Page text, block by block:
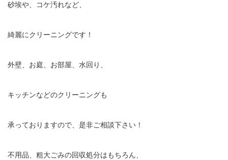
砂埃や、コケ汚れなど、
綺麗にクリーニングです！
外壁、お庭、お部屋、水回り、
キッチンなどのクリーニングも
承っておりますので、是非ご相談下さい！
不用品、粗大ごみの回収処分はもちろん、